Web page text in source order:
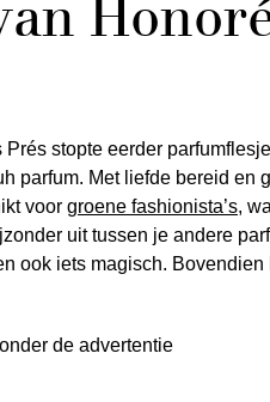
stopte eerder
parfum. Met liefde bereid en
voor groene fashionista’s,
uit tussen je andere
ook iets magisch. Bovendien
de advertentie